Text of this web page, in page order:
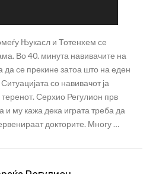
Њукасл и Тотенхем се
Во 40. минута навивачите на
да се прекине затоа што на еден
со навивачот ја
Серхио Регулион прв
и му кажа дека играта треба да
докторите. Многу …